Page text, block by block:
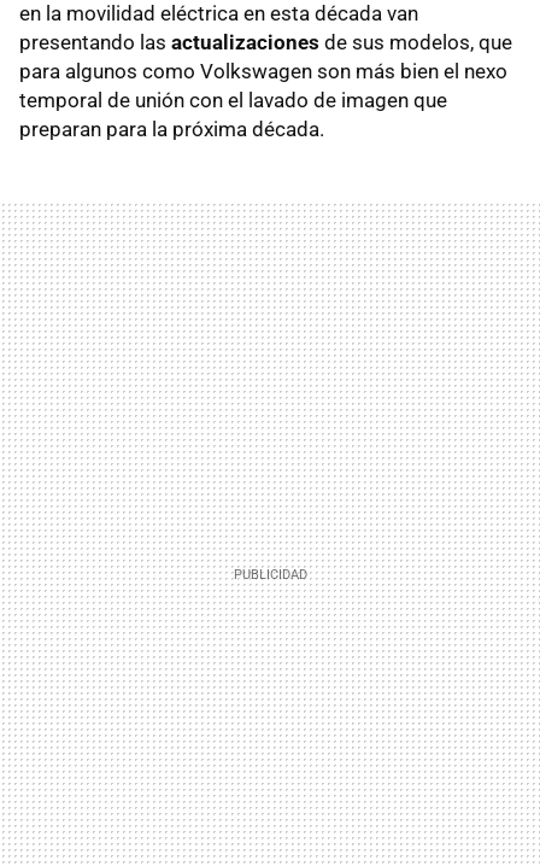
en la movilidad eléctrica en esta década van
presentando las actualizaciones de sus modelos, que
para algunos como Volkswagen son más bien el nexo
temporal de unión con el lavado de imagen que
preparan para la próxima década.